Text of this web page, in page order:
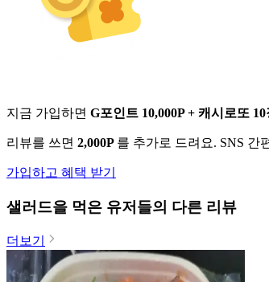
지금 가입하면 G포인트 10,000P + 캐시로또 10
리뷰를 쓰면 2,000P 를 추가로 드려요. SNS 간
가입하고 혜택 받기
샐러드을 먹은 유저들의 다른 리뷰
더보기